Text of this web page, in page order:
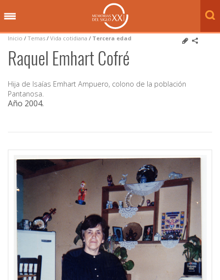
Inicio / Temas / Vida cotidiana / Tercera edad
Raquel Emhart Cofré
Hija de Isaías Emhart Ampuero, colono de la población
Pantanosa.
Año 2004.